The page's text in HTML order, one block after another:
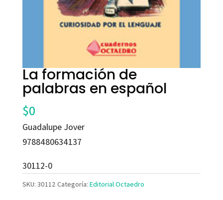
La formación de
palabras en español
$0
Guadalupe Jover
9788480634137
30112-0
SKU: 30112 Categoría: Editorial Octaedro